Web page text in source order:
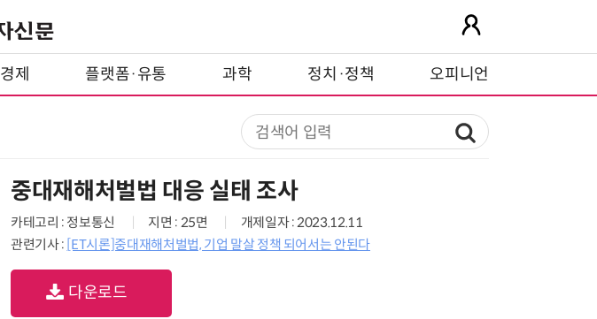
경제 플랫폼·유통 과학 정치·정책 오피니언
중대재해처벌법 대응 실태 조사
카테고리 : 정보통신 지면 : 25면
개제일자 : 2023.12.11
관련기사 : [ET시론]중대재해처벌법, 기업 말살 정책 되어서는 안된다
다운로드